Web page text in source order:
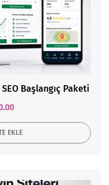
Başlangıç Paketi
EKLE